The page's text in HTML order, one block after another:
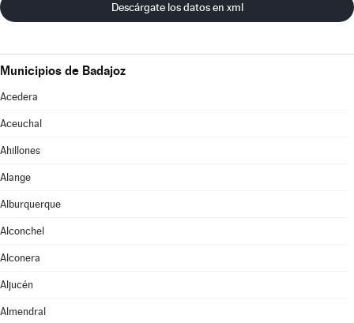
Descárgate los datos en xml
Municipios de Badajoz
Acedera
Aceuchal
Ahillones
Alange
Alburquerque
Alconchel
Alconera
Aljucén
Almendral